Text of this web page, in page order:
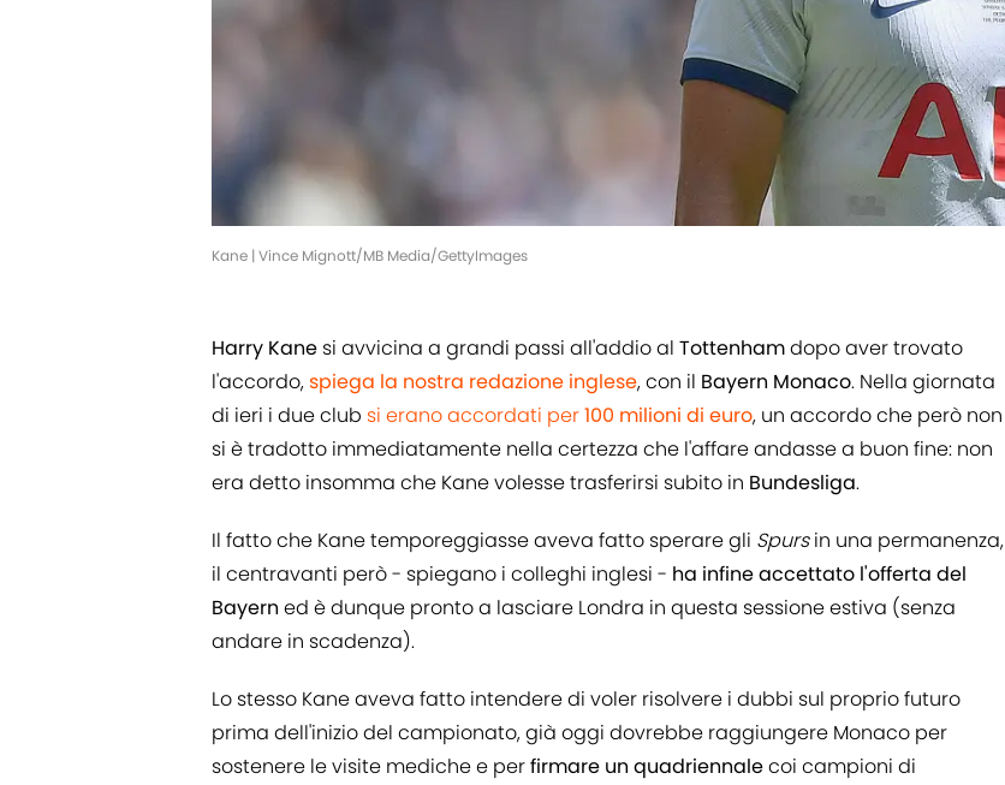
Kane | Vince Mignott/MB Media/GettyImages
Harry Kane si avvicina a grandi passi all'addio al Tottenhamdopo aver trovato
l'accordo,spiega la nostra redazione inglese, con il Bayern Monaco. Nella giornata
di ieri i due club si erano accordati per100 milioni di euro, un accordo che però non
si è tradotto immediatamente nella certezza che l'affare andasse a buon fine: non
era detto insomma che Kane volesse trasferirsi subito in Bundesliga.
Il fatto che Kane temporeggiasse aveva fatto sperare gli Spursin una permanenza,
il centravanti però - spiegano i colleghi inglesi - ha infine accettato l'offerta del
Bayern ed è dunque pronto a lasciare Londra in questa sessione estiva (senza
andare in scadenza).
Lo stesso Kane aveva fatto intendere di voler risolvere i dubbi sul proprio futuro
prima dell'inizio del campionato, già oggi dovrebbe raggiungere Monaco per
sostenere le visite mediche e perfirmare un quadriennalecoi campioni di